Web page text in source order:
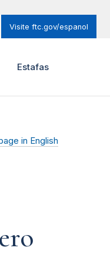
Visite ftc.gov/espanol
Estafas
in English